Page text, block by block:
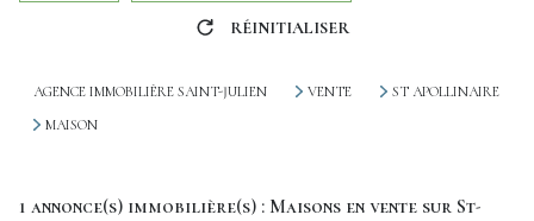
RÉINITIALISER
AGENCE IMMOBILIÈRE SAINT-JULIEN VENTE
ST APOLLINAIRE
MAISON
1 annonce(s) immobilière(s) : Maisons en vente sur St-